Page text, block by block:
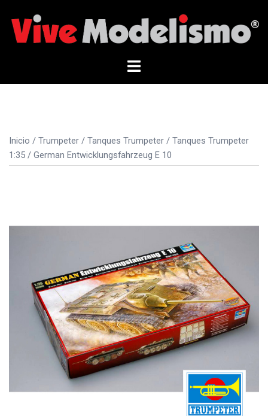
contenido
Alternar
Inicio / Trumpeter / Tanques Trumpeter / Tanques Trumpeter
1:35 / German Entwicklungsfahrzeug E 10